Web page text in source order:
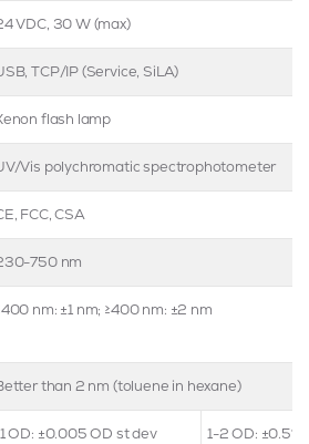
VDC, 30 W (max)
TCP/IP (Service, SiLA)
flash lamp
Vis polychromatic spectrophotometer
FCC, CSA
750 nm
nm: ±1 nm; ≥400 nm: ±2 nm
than 2 nm (toluene in hexane)
OD: ±0.005 OD st dev 1-2 OD: ±0.5%